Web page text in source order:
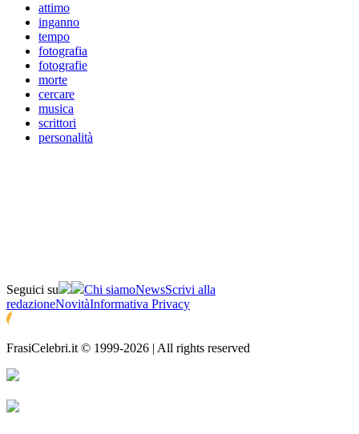
attimo
inganno
tempo
fotografia
fotografie
morte
cercare
musica
scrittori
personalità
Seguici su Chi siamoNewsScrivi alla
redazioneNovitàInformativa Privacy
FrasiCelebri.it © 1999-2026 | All rights reserved